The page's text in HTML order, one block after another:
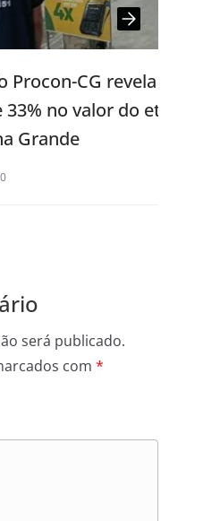
CG revela
valor do etanol
será publicado.
com *